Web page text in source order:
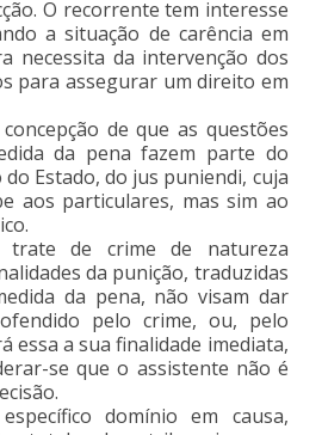
O recorrente tem interesse
a situação de carência em
necessita da intervenção dos
para assegurar um direito em
de que as questões
da pena fazem parte do
Estado, do jus puniendi, cuja
aos particulares, mas sim ao
trate de crime de natureza
da punição, traduzidas
da pena, não visam dar
pelo crime, ou, pelo
essa a sua finalidade imediata,
se que o assistente não é
domínio em causa,